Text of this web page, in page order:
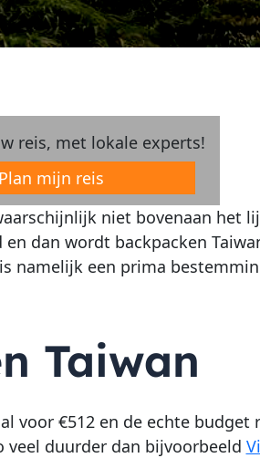
reis, met lokale experts!
Plan mijn reis
niet bovenaan het
dan wordt backpacken
namelijk een prima
Taiwan
voor €512 en de echte
veel duurder dan bijvoorbeeld